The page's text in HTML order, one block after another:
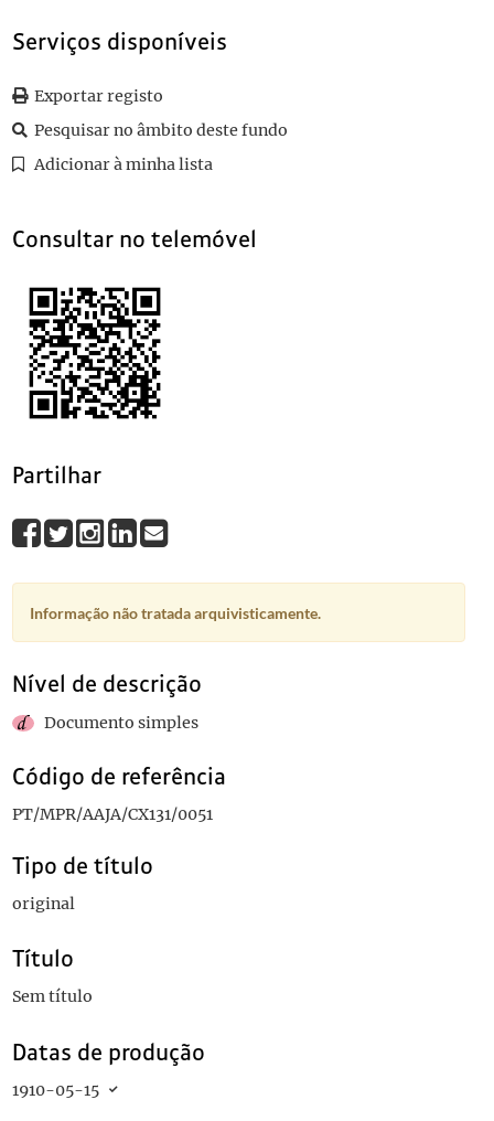
Sem título
1910-04-27
0056
Sem título
0100 Sem título 1910-06-24
Serviços disponíveis
Exportar registo
Pesquisar no âmbito deste fundo
Adicionar à minha lista
Consultar no telemóvel
Partilhar
Informação não tratada arquivisticamente.
Nível de descrição
Documento simples
Código de referência
PT/MPR/AAJA/CX131/0051
Tipo de título
original
Título
Sem título
Datas de produção
1910-05-15